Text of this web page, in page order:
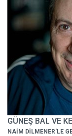
GÜNEŞ BAL VE
NAİM DİLMENER'LE